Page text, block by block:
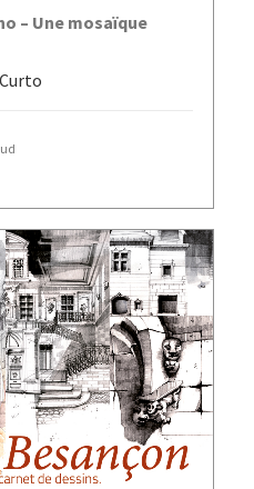
PANIER
– Une mosaïque